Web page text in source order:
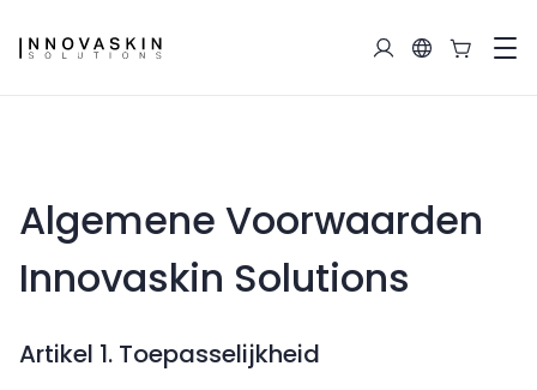
Algemene Voorwaarden
Innovaskin Solutions
Artikel 1. Toepasselijkheid